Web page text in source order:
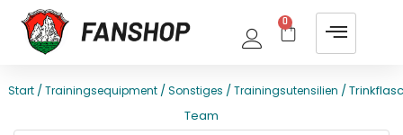
0
Start /Trainingsequipment /Sonstiges /Trainingsutensilien /
Team